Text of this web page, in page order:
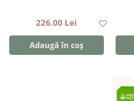
226.00 Lei
Adaugă în coș